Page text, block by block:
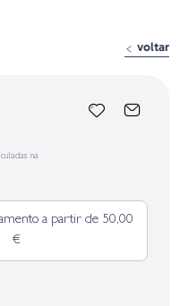
voltar
na
a partir de 50,00
€